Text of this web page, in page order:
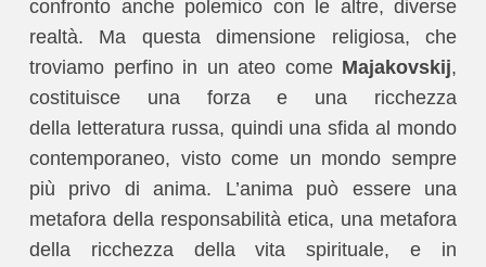
confronto anche polemico con le altre, diverse
realtà. Ma questa dimensione religiosa, che
troviamo perfino in un ateo come Majakovskij,
costituisce una forza e una ricchezza
della letteratura russa, quindi una sfida al mondo
contemporaneo, visto come un mondo sempre
più privo di anima. L’anima può essere una
metafora della responsabilità etica, una metafora
della ricchezza della vita spirituale, e in